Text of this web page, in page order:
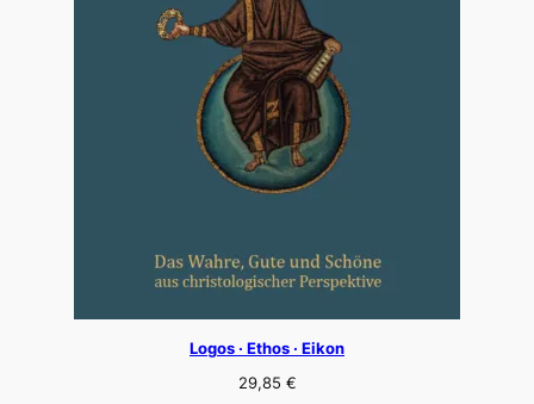
Logos · Ethos · Eikon
29,85 €